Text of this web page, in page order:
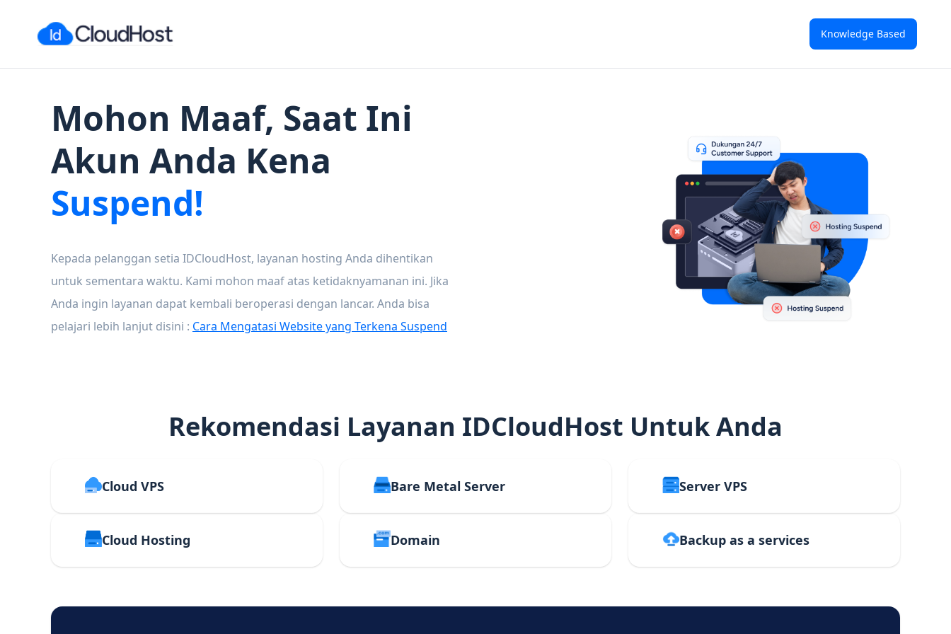
Knowledge Based
Mohon Maaf, Saat Ini
Akun Anda Kena
Suspend!
Kepada pelanggan setia IDCloudHost, layanan hosting Anda dihentikan
untuk sementara waktu. Kami mohon maaf atas ketidaknyamanan ini. Jika
Anda ingin layanan dapat kembali beroperasi dengan lancar. Anda bisa
pelajari lebih lanjut disini : Cara Mengatasi Website yang Terkena Suspend
Rekomendasi Layanan IDCloudHost Untuk Anda
Cloud VPS Bare Metal Server Server VPS
Cloud Hosting Domain Backup as a services